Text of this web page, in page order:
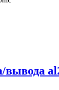
вывода